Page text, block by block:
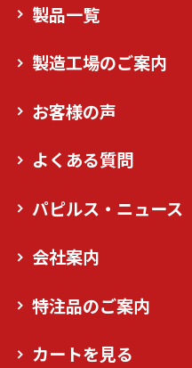
製品一覧
製造工場のご案内
お客様の声
よくある質問
パピルス・ニュース
会社案内
特注品のご案内
カートを見る